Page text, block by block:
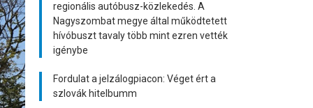
regionális autóbusz-közlekedés. A
Nagyszombat megye által működtetett
hívóbuszt tavaly több mint ezren vették
igénybe
Fordulat a jelzálogpiacon: Véget ért a
szlovák hitelbumm